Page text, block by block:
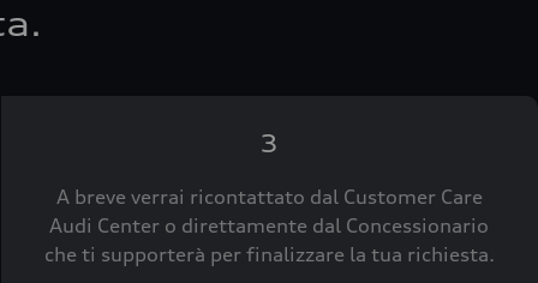
3
A breve verrai ricontattato dal Customer Care
Audi Center o direttamente dal Concessionario
che ti supporterà per finalizzare la tua richiesta.